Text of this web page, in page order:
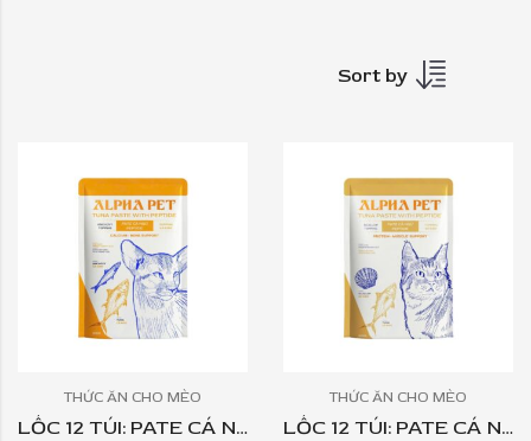
Sort by
THỨC ĂN CHO MÈO
LỐC 12 TÚI: PATE CÁ NGỪ PEPTIDE ALPHA PET – TOPPING CÁ CƠM 60GR
THỨC ĂN CHO MÈO
LỐC 12 TÚI: PATE CÁ NGỪ PEPTIDE ALPHA PET – TOPPING SÒ ĐIỆP TÚI 60GR